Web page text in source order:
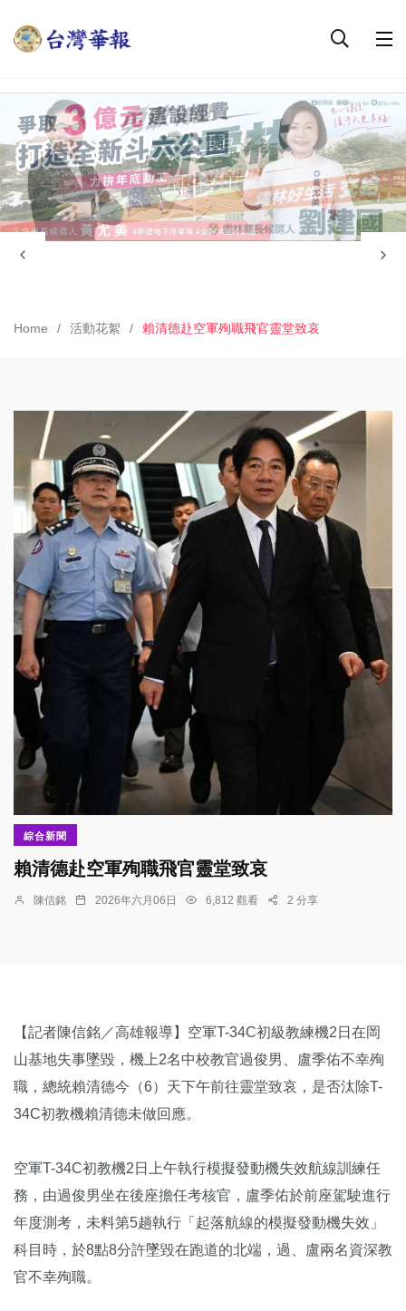
Home 活動花絮 賴清德赴空軍殉職飛官靈堂致哀
綜合新聞
賴清德赴空軍殉職飛官靈堂致哀
陳信銘 2026年六月06日 6,812 觀看 2 分享
【記者陳信銘／高雄報導】空軍T-34C初級教練機2日在岡
山基地失事墜毀，機上2名中校教官過俊男、盧季佑不幸殉
職，總統賴清德今（6）天下午前往靈堂致哀，是否汰除T-
34C初教機賴清德未做回應。
空軍T-34C初教機2日上午執行模擬發動機失效航線訓練任
務，由過俊男坐在後座擔任考核官，盧季佑於前座駕駛進行
年度測考，未料第5趟執行「起落航線的模擬發動機失效」
科目時，於8點8分許墜毀在跑道的北端，過、盧兩名資深教
官不幸殉職。